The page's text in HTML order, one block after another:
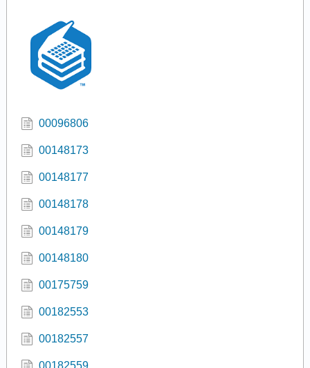
00096806
00148173
00148177
00148178
00148179
00148180
00175759
00182553
00182557
00182559